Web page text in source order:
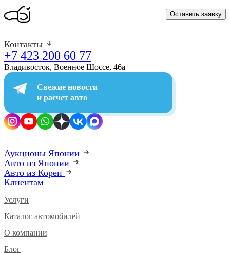
Оставить заявку
Контакты
+7 423 200 60 77
Владивосток, Военное Шоссе, 46а​
Свежие новости
и расчет авто
Аукционы Японии
Авто из Японии
Авто из Кореи
Клиентам
Услуги
Каталог автомобилей
О компании
Блог